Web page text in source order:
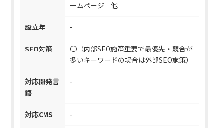
ームページ 他
設立年 -
SEO対策
〇（内部SEO施策重要で最優先・競合が
多いキーワードの場合は外部SEO施策）
対応開発言
語
-
対応CMS -